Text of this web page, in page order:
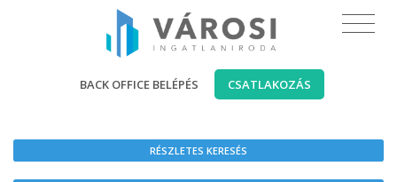
BACK OFFICE BELÉPÉS CSATLAKOZÁS
RÉSZLETES KERESÉS